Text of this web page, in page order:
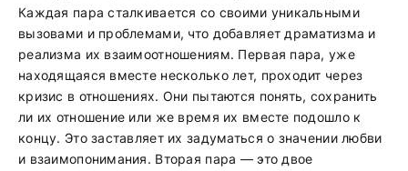
Каждая пара сталкивается со своими уникальными
вызовами и проблемами, что добавляет драматизма и
реализма их взаимоотношениям. Первая пара, уже
находящаяся вместе несколько лет, проходит через
кризис в отношениях. Они пытаются понять, сохранить
ли их отношение или же время их вместе подошло к
концу. Это заставляет их задуматься о значении любви
и взаимопонимания. Вторая пара — это двое